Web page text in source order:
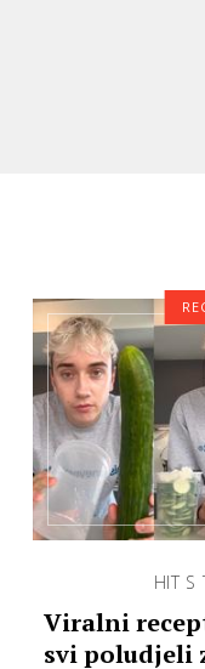
HIT S
Viralni
svi poludjeli